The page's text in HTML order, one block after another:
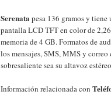
Serenata pesa 136 gramos y
pantalla LCD TFT en color de
memoria de 4 GB. Formatos de
los mensajes, SMS, MMS y
sobresaliente sea su altavoz
Información relacionada con